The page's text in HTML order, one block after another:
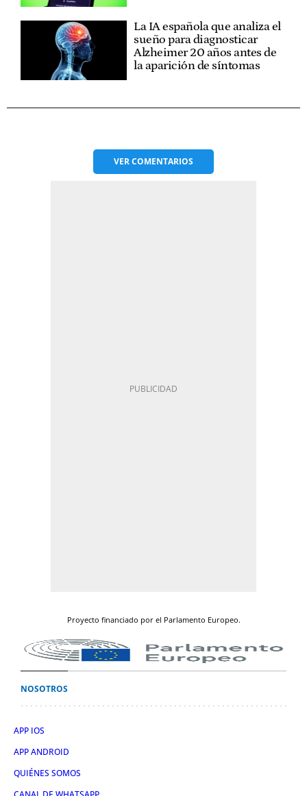
La IA española que analiza el
sueño para diagnosticar
Alzheimer 20 años antes de
la aparición de síntomas
VERCOMENTARIOS
Proyecto financiado por el Parlamento Europeo.
NOSOTROS
APP IOS
APP ANDROID
QUIÉNES SOMOS